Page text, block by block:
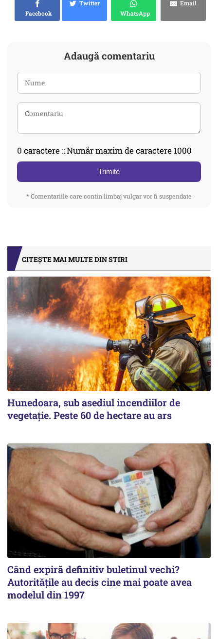
Facebook
Twitter
WhatsApp
Email
Adaugă comentariu
0 caractere :: Număr maxim de caractere 1000
Trimite
* Comentariile care contin limbaj vulgar vor fi suspendate
CITEȘTE MAI MULTE DIN STIRI
Hunedoara, sub asediul incendiilor de
vegetație. Peste 60 de hectare au ars
Când expiră definitiv buletinul vechi?
Autoritățile au decis cine mai poate avea
modelul din 1997